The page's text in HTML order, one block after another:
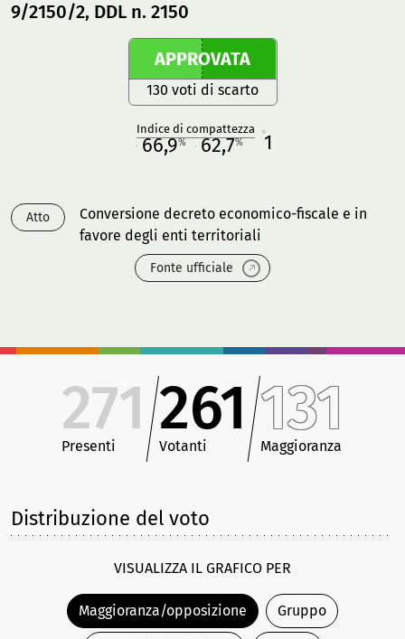
9/2150/2, DDL n. 2150
APPROVATA
130 voti di scarto
Indice di compattezza
66,9% 62,7% 1
Atto
Conversione decreto economico-fiscale e in
favore degli enti territoriali
Fonte ufficiale
271
Presenti
261
Votanti
131
Maggioranza
Distribuzione del voto
VISUALIZZA IL GRAFICO PER
Maggioranza/opposizione Gruppo